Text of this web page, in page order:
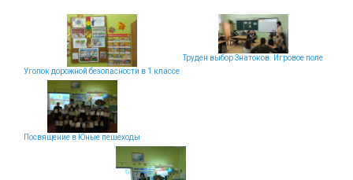
Уголок дорожной безопасности в 1 классе
Труден выбор Знатоков. Игровое поле
Посвящение в Юные пешеходы